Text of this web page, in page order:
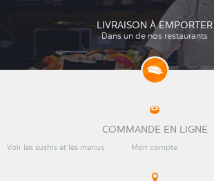
LIVRAISON À EMPORTER
Dans un de nos restaurants
COMMANDE EN LIGNE
Voir les sushis et les menus Mon compte